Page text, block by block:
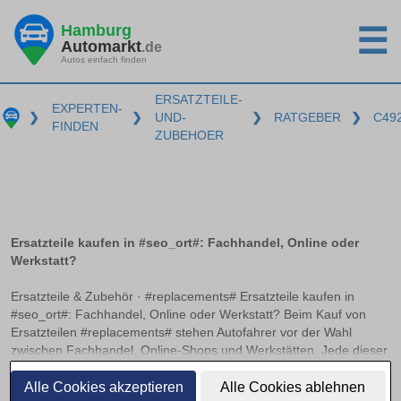
Alle Cookies akzeptieren Alle Cookies ablehnen
Hamburg
Automarkt.de
Autos einfach finden ☰
❯
EXPERTEN-
FINDEN
❯
ERSATZTEILE-
UND-
ZUBEHOER
❯ RATGEBER ❯
Ersatzteile kaufen in #seo_ort#: Fachhandel, Online oder
Werkstatt?
Ersatzteile & Zubehör · #replacements# Ersatzteile kaufen in
#seo_ort#: Fachhandel, Online oder Werkstatt? Beim Kauf von
Ersatzteilen #replacements# stehen Autofahrer vor der Wahl
zwischen Fachhandel, Online-Shops und Werkstätten. Jede dieser
Bezugsquellen hat ihre Vorzüge und Herausforderungen. Worauf
es beim Online-Kauf von Kfz-Teilen zu achten gilt und wann sich
weiterlesen